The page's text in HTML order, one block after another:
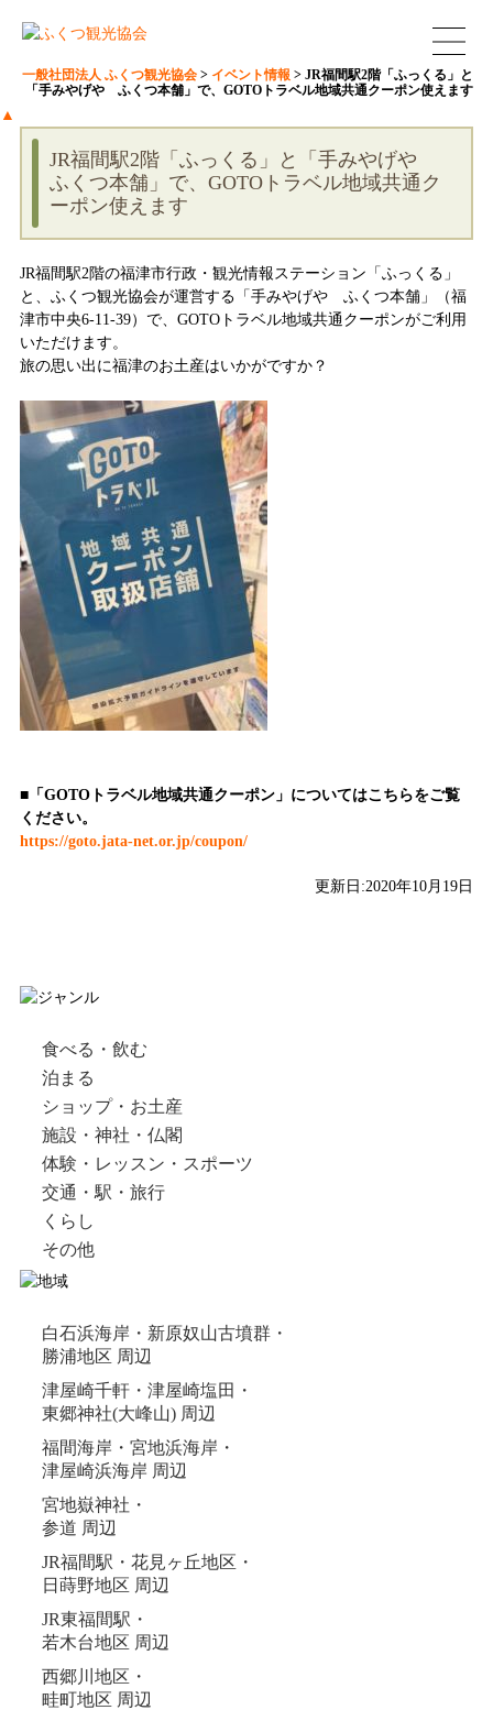
一般社団法人 ふくつ観光協会 > イベント情報 >JR福間駅2階「ふっくる」と
「手みやげや ふくつ本舗」で、GOTOトラベル地域共通クーポン使えます
▲
JR福間駅2階「ふっくる」と「手みやげや
ふくつ本舗」で、GOTOトラベル地域共通ク
ーポン使えます
JR福間駅2階の福津市行政・観光情報ステーション「ふっくる」
と、ふくつ観光協会が運営する「手みやげや ふくつ本舗」（福
津市中央6-11-39）で、GOTOトラベル地域共通クーポンがご利用
いただけます。
旅の思い出に福津のお土産はいかがですか？
■「GOTOトラベル地域共通クーポン」についてはこちらをご覧
ください。
https://goto.jata-net.or.jp/coupon/
更新日:2020年10月19日
食べる・飲む
泊まる
ショップ・お土産
施設・神社・仏閣
体験・レッスン・スポーツ
交通・駅・旅行
くらし
その他
白石浜海岸・新原奴山古墳群・
勝浦地区 周辺
津屋崎千軒・津屋崎塩田・
東郷神社(大峰山) 周辺
福間海岸・宮地浜海岸・
津屋崎浜海岸 周辺
宮地嶽神社・
参道 周辺
JR福間駅・花見ヶ丘地区・
日蒔野地区 周辺
JR東福間駅・
若木台地区 周辺
西郷川地区・
畦町地区 周辺